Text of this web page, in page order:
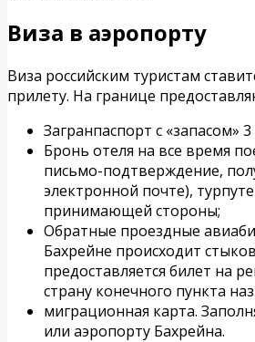
Виза в аэропорту
Виза российским туристам
прилету. На границе
Загранпаспорт с «запасом»
Бронь отеля на все время
письмо-подтверждение,
электронной почте),
принимающей стороны;
Обратные проездные
Бахрейне происходит
предоставляется билет на
страну конечного пункта
миграционная карта.
или аэропорту Бахрейна.